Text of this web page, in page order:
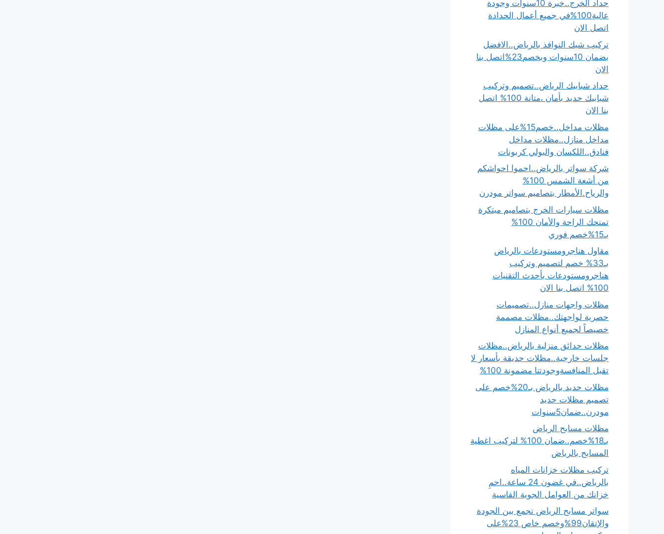
حداد الخرج..خبرة 10سنوات وجودة
عالية100%في جميع أعمال الحدادة
اتصل الان
تركيب شبك النوافذ بالرياض..الافضل
بضمان 10سنوات وبخصم23%اتصل بنا
الان
حداد شبابيك الرياض..تصميم وتركيب
شبابيك حديد بأمان ،متانة 100% اتصل
بنا الان
مظلات مداخل..خصم15%على مظلات
مداخل منازل..مظلات مداخل
فنادق..اللكسان والبولي كربونات
شركة سواتر بالرياض..احموا احواشكم
من أشعة الشمس 100%
والرياح.الأمطار بتصاميم سواتر مودرن
مظلات سيارات الخرج بتصاميم مبتكرة
تمنحك الراحة والأمان 100%
بـ15%خصم فوري
مقاول هناجرومستودعات بالرياض
بـ33% خصم لتصميم وتركيب
هناجرومستودعات بأحدث التقنيات
100% اتصل بنا الان
مظلات واجهات منازل..تصميمات
حصرية لواجهتك..مظلات مصممة
خصيصاً لجميع أنواع المنازل
مظلات حدائق منزلية بالرياض..مظلات
جلسات خارجية..مظلات حديقة بأسعار لا
تقبل المنافسةوجودتنا مضمونة 100%
مظلات حديد بالرياض بـ20%خصم على
تصميم مظلات حديد
مودرن..ضمان5سنوات
مظلات مسابح الرياض
بـ18%خصم..ضمان 100% لتركيب اغطية
المسابح بالرياض
تركيب مظلات خزانات المياه
بالرياض..في غضون 24 ساعة..احمِ
خزانك من العوامل الجوية القاسية
سواتر مسابح الرياض تجمع بين الجودة
والإتقان99%وخصم خاص 23%على